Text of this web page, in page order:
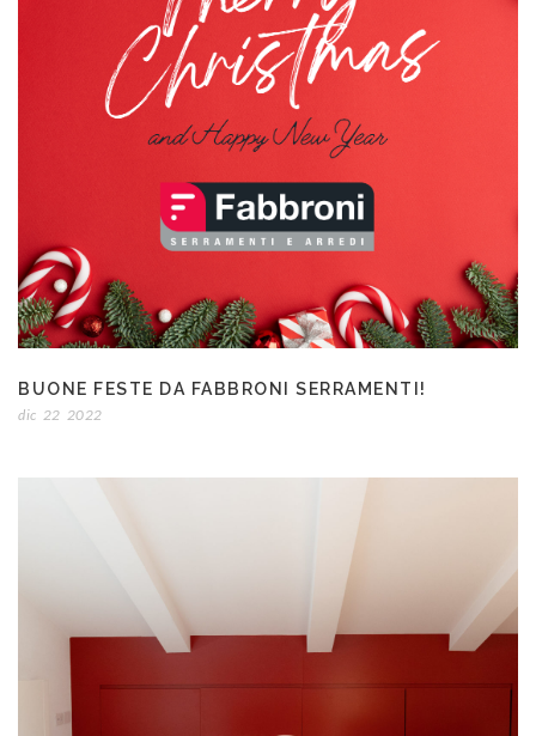
BUONE FESTE DA FABBRONI SERRAMENTI!
dic 22 2022